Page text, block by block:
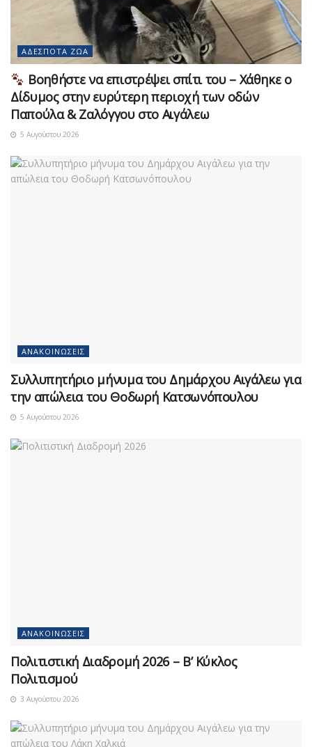
ΑΔΈΣΠΟΤΑ ΖΏΑ
Βοηθήστε να επιστρέψει σπίτι του – Χάθηκε ο
Δίδυμος στην ευρύτερη περιοχή των οδών
Παπούλα & Ζαλόγγου στο Αιγάλεω
5 Αυγούστου 2026
ΑΝΑΚΟΙΝΏΣΕΙΣ
Συλλυπητήριο μήνυμα του Δημάρχου Αιγάλεω για
την απώλεια του Θοδωρή Κατσωνόπουλου
5 Αυγούστου 2026
ΑΝΑΚΟΙΝΏΣΕΙΣ
Πολιτιστική Διαδρομή 2026 – Β’ Κύκλος
Πολιτισμού
3 Αυγούστου 2026